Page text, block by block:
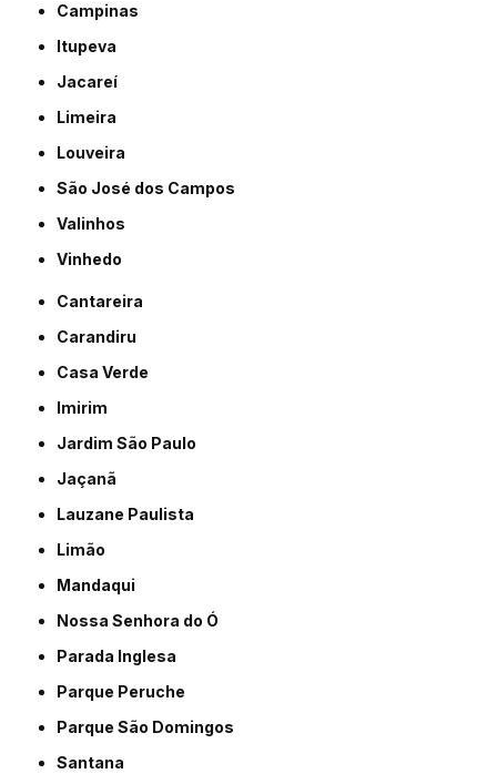
Campinas
Itupeva
Jacareí
Limeira
Louveira
São José dos Campos
Valinhos
Vinhedo
Cantareira
Carandiru
Casa Verde
Imirim
Jardim São Paulo
Jaçanã
Lauzane Paulista
Limão
Mandaqui
Nossa Senhora do Ó
Parada Inglesa
Parque Peruche
Parque São Domingos
Santana